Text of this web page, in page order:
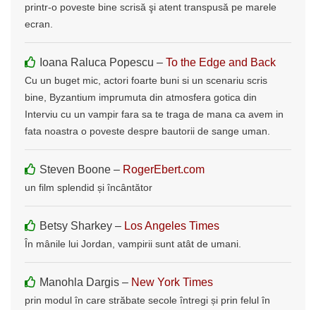
printr-o poveste bine scrisă şi atent transpusă pe marele
ecran.
Ioana Raluca Popescu – To the Edge and Back
Cu un buget mic, actori foarte buni si un scenariu scris
bine, Byzantium imprumuta din atmosfera gotica din
Interviu cu un vampir fara sa te traga de mana ca avem in
fata noastra o poveste despre bautorii de sange uman.
Steven Boone – RogerEbert.com
un film splendid și încântător
Betsy Sharkey – Los Angeles Times
În mânile lui Jordan, vampirii sunt atât de umani.
Manohla Dargis – New York Times
prin modul în care străbate secole întregi și prin felul în